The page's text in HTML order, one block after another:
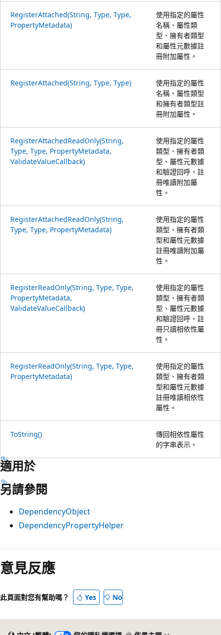
RegisterAttached(String, Type, Type,
PropertyMetadata)
使用指定的屬性
名稱、屬性類
型、擁有者類型
和屬性元數據註
冊附加屬性。
RegisterAttached(String, Type, Type)
使用指定的屬性
名稱、屬性類型
和擁有者類型註
冊附加屬性。
RegisterAttachedReadOnly(String,
Type, Type, PropertyMetadata,
ValidateValueCallback)
使用指定的屬性
類型、擁有者類
型、屬性元數據
和驗證回呼，註
冊唯讀附加屬
性。
RegisterAttachedReadOnly(String,
Type, Type, PropertyMetadata)
使用指定的屬性
類型、擁有者類
型和屬性元數據
註冊唯讀附加屬
性。
RegisterReadOnly(String, Type, Type,
PropertyMetadata,
ValidateValueCallback)
使用指定的屬性
類型、擁有者類
型、屬性元數據
和驗證回呼，註
冊只讀相依性屬
性。
RegisterReadOnly(String, Type, Type,
PropertyMetadata)
使用指定的屬性
類型、擁有者類
型和屬性元數據
註冊唯讀相依性
屬性。
ToString()
傳回相依性屬性
的字串表示。
適用於
另請參閱
DependencyObject
DependencyPropertyHelper
意見反應
此頁面對您有幫助嗎？ Yes No